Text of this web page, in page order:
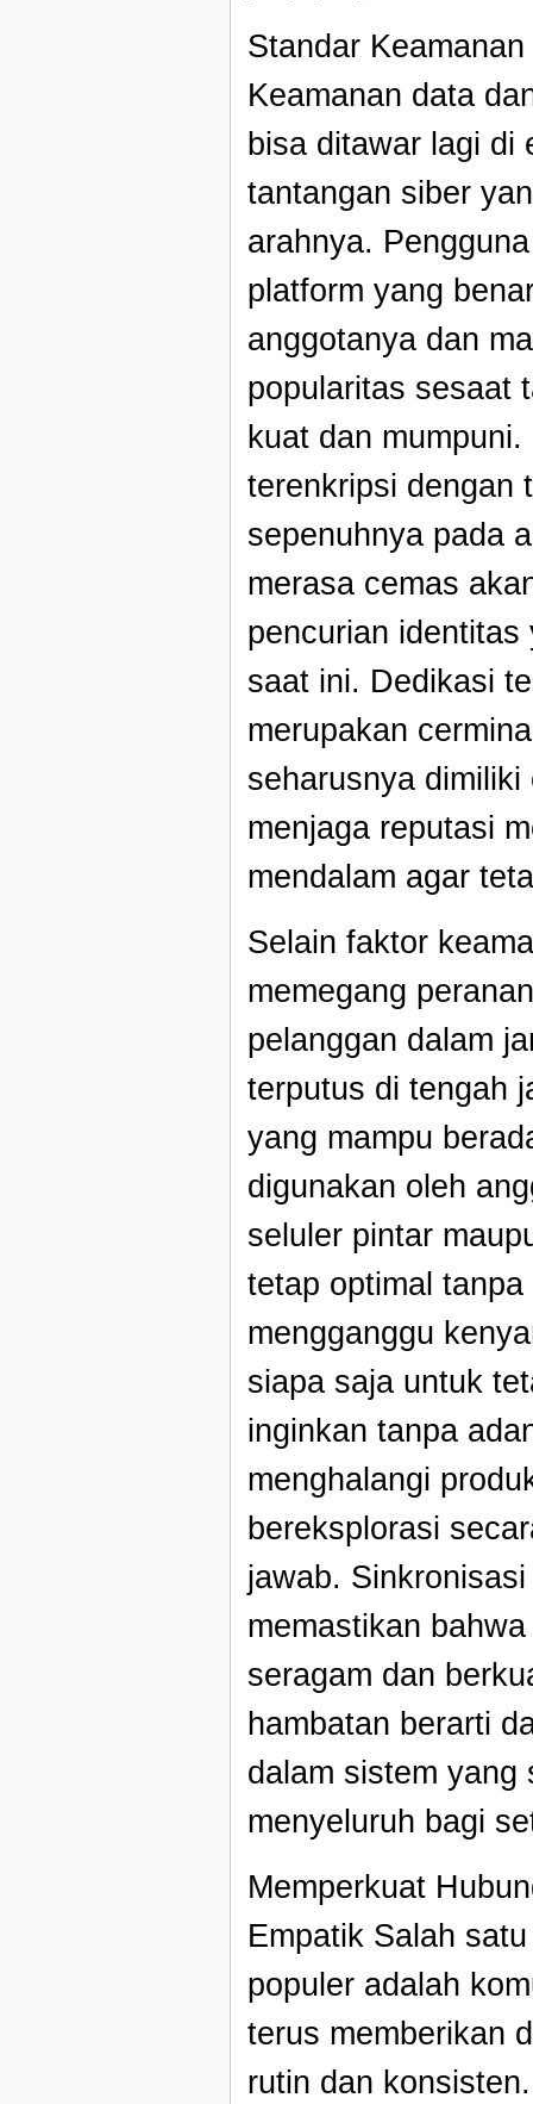
Standar
Keamanan data
bisa ditawar lagi di
tantangan siber
arahnya.
platform yang
anggotanya dan
popularitas sesaat
kuat dan
terenkripsi dengan
sepenuhnya pada
merasa cemas
pencurian
saat ini. Dedikasi
merupakan
seharusnya
menjaga reputasi
mendalam agar
Selain faktor
memegang
pelanggan dalam
terputus di tengah
yang mampu
digunakan oleh
seluler pintar
tetap optimal
mengganggu
siapa saja untuk
inginkan tanpa
menghalangi
bereksplorasi
jawab.
memastikan
seragam dan
hambatan berarti
dalam sistem yang
menyeluruh bagi
Memperkuat
Empatik Salah
populer adalah
terus memberikan
rutin dan